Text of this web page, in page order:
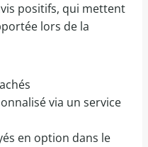
positifs, qui mettent
lors de la
via un service
en option dans le